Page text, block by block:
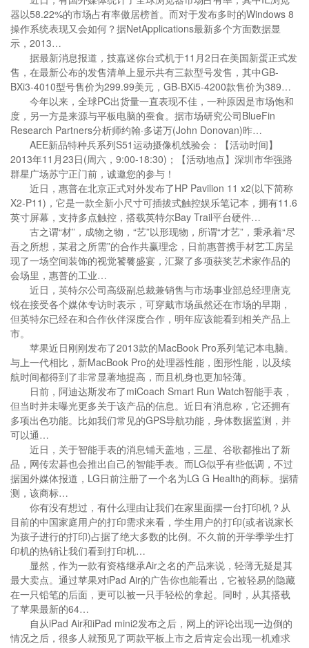
器以58.22%的市场占有率傲居榜首。而对于发布多时的Windows 8
操作系统表现又会如何？据NetApplications最新多个方面数据显
示，2013…
据最新消息报道，技嘉迷你台式机于11月2日在美国新蛋正式发
售，在最新公布的发售清单上显示共有三款型号发售，其中GB-
BXi3-4010型号售价为299.99美元，GB-BXi5-4200款售价为389…
今年以来，全球PC出货量一直表现不佳，一种原因是市场饱和
度，另一方是来源与平板电脑的蚕食。据市场研究公司BlueFin
Research Partners分析师约翰·多诺万(John Donovan)昨…
AEE新品特种兵系列S51运动摄像机线验会：【活动时间】
2013年11月23日(周六，9:00-18:30)；【活动地点】深圳市华强路
群星广场苏宁正门前，诚邀您的参与！
近日，惠普在北京正式对外发布了HP Pavilion 11 x2(以下简称
X2-P11)，它是一款全新小尺寸可插拔式触控娱乐笔记本，拥有11.6
英寸屏幕，支持多点触控，搭载英特尔Bay Trail平台硬件…
古之谓“材”，成物之物，“艺”以形现物，所谓“才艺”，秉承着“尽
吾之所想，某君之所需”的合作共赢理念，日前惠普携手材艺工房呈
现了一场空间装饰的视觉饕餮盛宴，汇聚了多项获奖艺术家作品的
会场里，惠普的工业…
近日，英特尔公司高级副总裁兼销售与市场事业部总经理唐克
锐在接受各个媒体专访时表示，可穿戴市场虽然还在市场的早期，
但英特尔已经在和合作伙伴深度合作，明年应该能看到相关产品上
市。
苹果近日刚刚发布了2013款的MacBook Pro系列笔记本电脑。
与上一代相比，新MacBook Pro的处理器性能，图形性能，以及续
航时间都得到了非常显著地提高，而且机身也更加轻薄。
日前，阿迪达斯发布了miCoach Smart Run Watch智能手表，
但当时并未曝光更多关于该产品的信息。近日有消息称，它还拥有
多项出色功能。比如我们常见的GPS导航功能，身体数据监测，并
可以通…
近日，关于智能手表的消息铺天盖地，三星、谷歌都推出了新
品，网传宏碁也会推出自己的智能手表。而LG似乎有些低调，不过
据国外媒体报道，LG日前注册了一个名为LG G Health的商标。据猜
测，该商标…
你有没有想过，有什么理由让我们在家里面摆一台打印机？从
目前的中国家庭用户的打印需求来看，学生用户的打印(或者说家长
为孩子进行的打印)占据了绝大多数的比例。不久前的开学季学生打
印机的热销让我们看到打印机…
显然，作为一款有资格继承Air之名的产品来说，轻薄无疑是其
最大卖点。通过苹果对iPad Air的广告你也能看出，它被轻易的隐藏
在一只铅笔的后面，更可以被一只手轻松的拿起。同时，从其搭载
了苹果最新的64…
自从iPad Air和iPad mini2发布之后，网上的评论出现一边倒的
情况之后，很多人就预见了两款平板上市之后肯定会出现一机难求